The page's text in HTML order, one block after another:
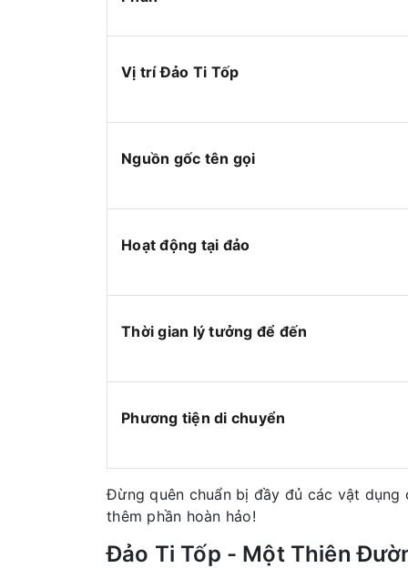
Vị trí Đảo Ti Tốp
Nguồn gốc tên gọi
Hoạt động tại đảo
Thời gian lý tưởng để đến
Phương tiện di chuyển
Đừng quên chuẩn bị đầy đủ các vật
thêm phần hoàn hảo!
Đảo Ti Tốp - Một Thiên